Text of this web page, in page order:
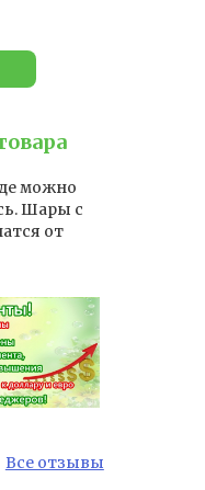
Все отзывы
можно
Шары с
от